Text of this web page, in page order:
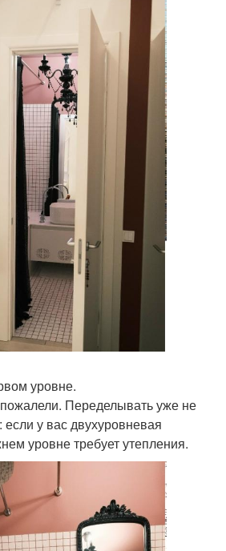
уровне.
Переделывать уже не
если у вас двухуровневая
уровне требует утепления.